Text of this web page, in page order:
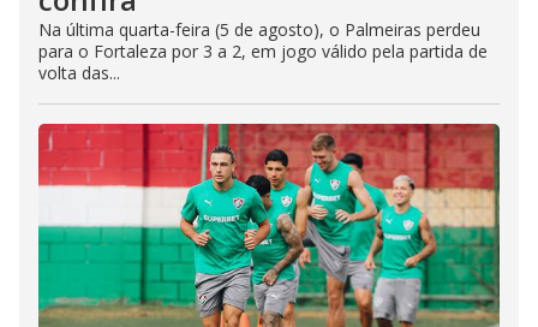
Na última quarta-feira (5 de agosto), o Palmeiras perdeu
para o Fortaleza por 3 a 2, em jogo válido pela partida de
volta das...